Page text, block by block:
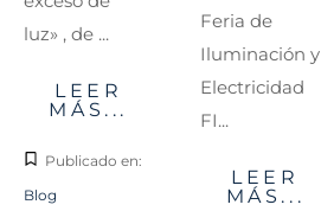
luz» , de ...
LEER
MÁS...
Publicado en:
Blog
Feria de
Iluminación y
Electricidad
FI...
LEER
MÁS...